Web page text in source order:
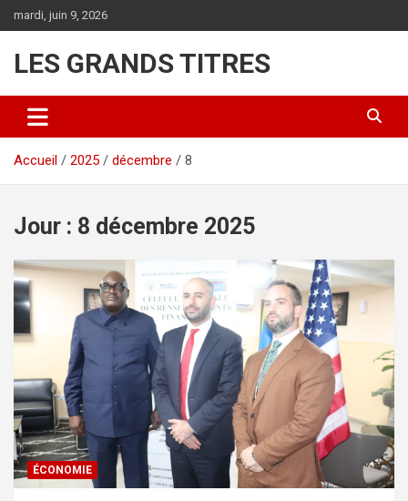
au
mardi, juin 9, 2026
LES GRANDS TITRES
Accueil 2025 décembre 8
Jour : 8 décembre 2025
ÉCONOMIE